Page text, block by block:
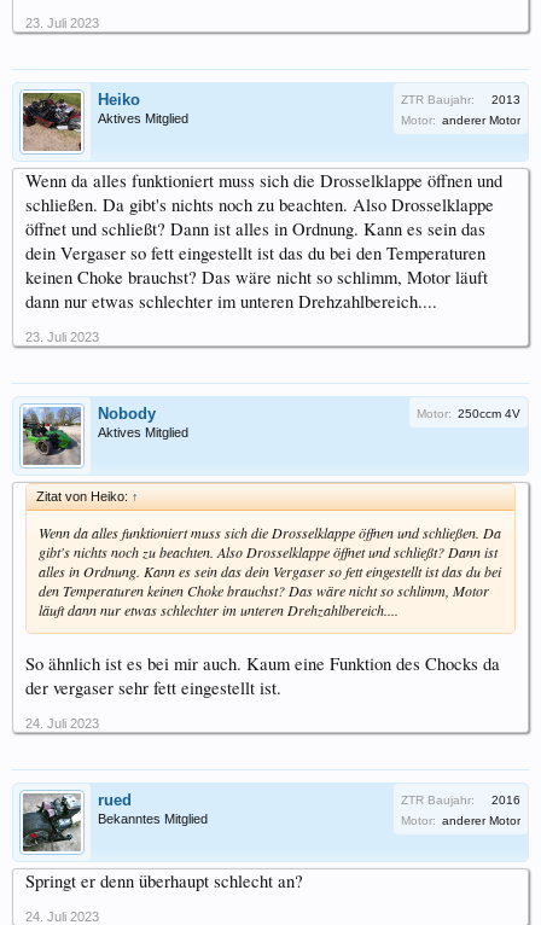
23. Juli 2023
Heiko
Aktives Mitglied
ZTR Baujahr:
2013
Motor: anderer Motor
Wenn da alles funktioniert muss sich die Drosselklappe öffnen und
schließen. Da gibt's nichts noch zu beachten. Also Drosselklappe
öffnet und schließt? Dann ist alles in Ordnung. Kann es sein das
dein Vergaser so fett eingestellt ist das du bei den Temperaturen
keinen Choke brauchst? Das wäre nicht so schlimm, Motor läuft
dann nur etwas schlechter im unteren Drehzahlbereich....
23. Juli 2023
Nobody
Aktives Mitglied
Motor: 250ccm 4V
Zitat von Heiko: ↑
Wenn da alles funktioniert muss sich die Drosselklappe öffnen und schließen. Da
gibt's nichts noch zu beachten. Also Drosselklappe öffnet und schließt? Dann ist
alles in Ordnung. Kann es sein das dein Vergaser so fett eingestellt ist das du bei
den Temperaturen keinen Choke brauchst? Das wäre nicht so schlimm, Motor
läuft dann nur etwas schlechter im unteren Drehzahlbereich....
So ähnlich ist es bei mir auch. Kaum eine Funktion des Chocks da
der vergaser sehr fett eingestellt ist.
24. Juli 2023
rued
Bekanntes Mitglied
ZTR Baujahr:
2016
Motor: anderer Motor
Springt er denn überhaupt schlecht an?
24. Juli 2023